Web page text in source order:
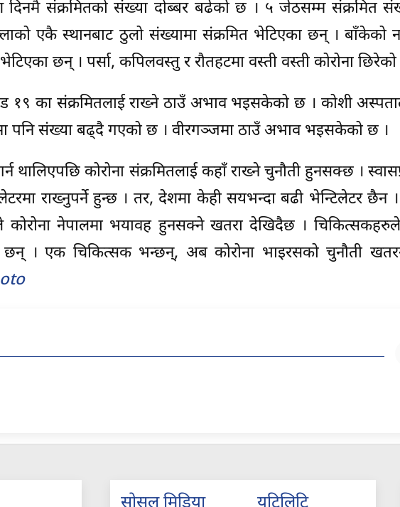
संक्रमितको संख्या दोब्बर बढेको छ । ५ जेठसम्म संक्रमित
एकै स्थानबाट ठुलो संख्यामा संक्रमित भेटिएका छन् । बाँकेको
छन् । पर्सा, कपिलवस्तु र रौतहटमा वस्ती वस्ती कोरोना
१९ का संक्रमितलाई राख्ने ठाउँ अभाव भइसकेको छ । कोशी
पनि संख्या बढ्दै गएको छ । वीरगञ्जमा ठाउँ अभाव भइसकेको छ ।
थालिएपछि कोरोना संक्रमितलाई कहाँ राख्ने चुनौती हुनसक्छ ।
राख्नुपर्ने हुन्छ । तर, देशमा केही सयभन्दा बढी भेन्टिलेटर छैन
नेपालमा भयावह हुनसक्ने खतरा देखिदैछ ।
। एक चिकित्सक भन्छन्, अब कोरोना भाइरसको चुनौती